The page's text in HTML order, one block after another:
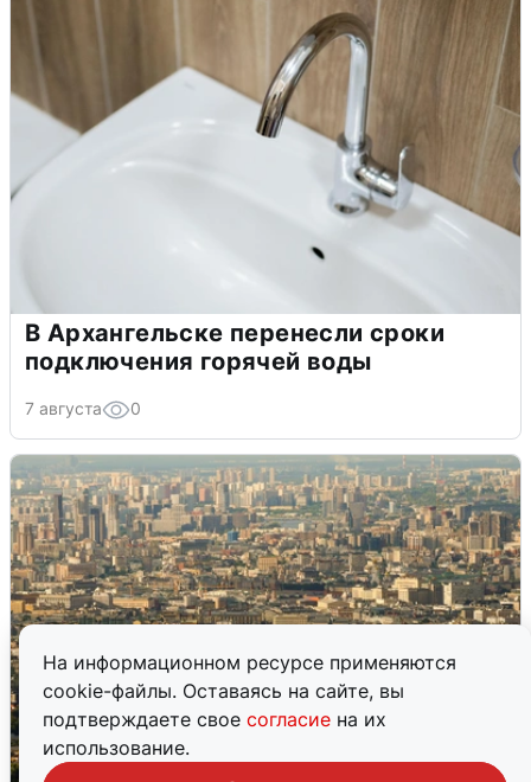
На информационном ресурсе применяются
cookie-файлы. Оставаясь на сайте, вы
подтверждаете свое согласие на их
использование.
В Архангельске перенесли сроки
подключения горячей воды
7 августа 0